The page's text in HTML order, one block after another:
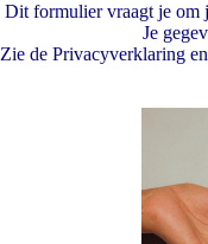
Dit formulier vraagt je om
Je
Zie de Privacyverklaring